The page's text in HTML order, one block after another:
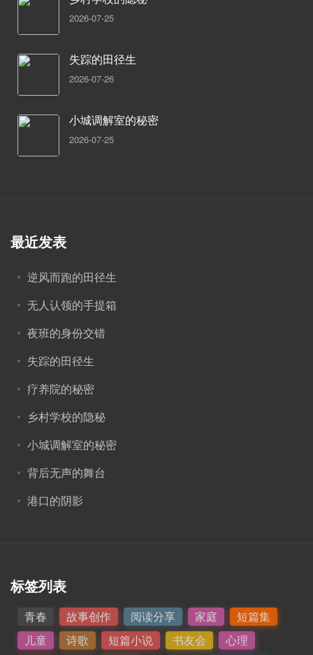
2026-07-25
失踪的田径生
2026-07-26
小城调解室的秘密
2026-07-25
最近发表
逆风而跑的田径生
无人认领的手提箱
夜班的身份交错
失踪的田径生
疗养院的秘密
乡村学校的隐秘
小城调解室的秘密
背后无声的舞台
港口的阴影
标签列表
青春 故事创作 阅读分享 家庭
短篇集
儿童
诗歌 短篇小说 书友会
心理